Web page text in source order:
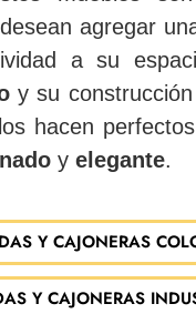
agregar
a su
y su
los hacen
y elegante.
Y CAJONERAS
Y CAJONERAS